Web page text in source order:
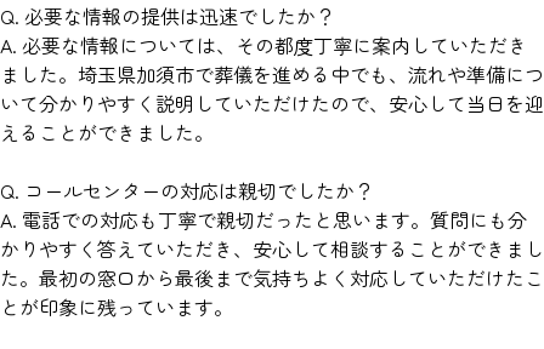
Q. 必要な情報の提供は迅速でしたか？
A. 必要な情報については、その都度丁寧に案内していただき
ました。埼玉県加須市で葬儀を進める中でも、流れや準備につ
いて分かりやすく説明していただけたので、安心して当日を迎
えることができました。
Q. コールセンターの対応は親切でしたか？
A. 電話での対応も丁寧で親切だったと思います。質問にも分
かりやすく答えていただき、安心して相談することができまし
た。最初の窓口から最後まで気持ちよく対応していただけたこ
とが印象に残っています。